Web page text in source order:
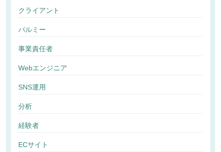
クライアント
パルミー
事業責任者
Webエンジニア
SNS運用
分析
経験者
ECサイト